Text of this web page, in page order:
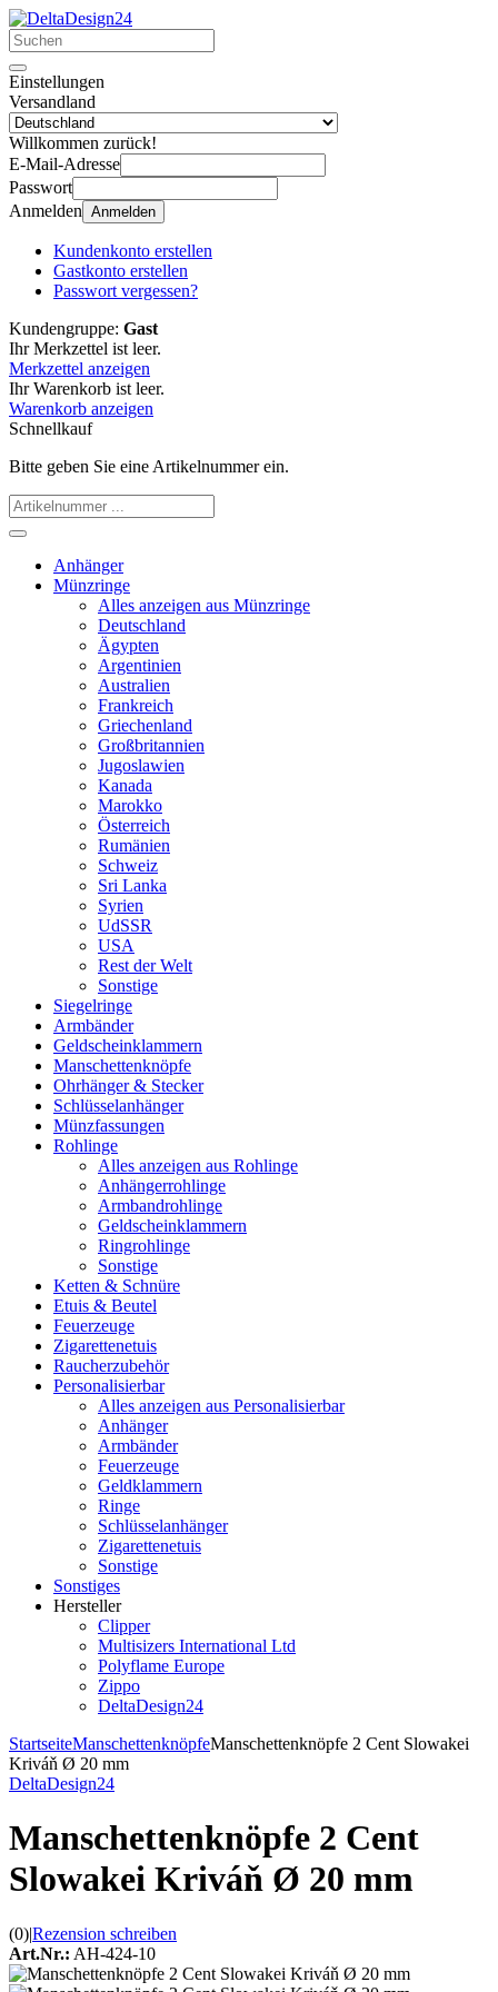
Einstellungen
Versandland
Willkommen zurück!
E-Mail-Adresse
Passwort
Anmelden Anmelden
Kundenkonto erstellen
Gastkonto erstellen
Passwort vergessen?
Kundengruppe: Gast
Ihr Merkzettel ist leer.
Merkzettel anzeigen
Ihr Warenkorb ist leer.
Warenkorb anzeigen
Schnellkauf
Bitte geben Sie eine Artikelnummer ein.
Anhänger
Münzringe
Alles anzeigen aus Münzringe
Deutschland
Ägypten
Argentinien
Australien
Frankreich
Griechenland
Großbritannien
Jugoslawien
Kanada
Marokko
Österreich
Rumänien
Schweiz
Sri Lanka
Syrien
UdSSR
USA
Rest der Welt
Sonstige
Siegelringe
Armbänder
Geldscheinklammern
Manschettenknöpfe
Ohrhänger & Stecker
Schlüsselanhänger
Münzfassungen
Rohlinge
Alles anzeigen aus Rohlinge
Anhängerrohlinge
Armbandrohlinge
Geldscheinklammern
Ringrohlinge
Sonstige
Ketten & Schnüre
Etuis & Beutel
Feuerzeuge
Zigarettenetuis
Raucherzubehör
Personalisierbar
Alles anzeigen aus Personalisierbar
Anhänger
Armbänder
Feuerzeuge
Geldklammern
Ringe
Schlüsselanhänger
Zigarettenetuis
Sonstige
Sonstiges
Hersteller
Clipper
Multisizers International Ltd
Polyflame Europe
Zippo
DeltaDesign24
StartseiteManschettenknöpfeManschettenknöpfe 2 Cent Slowakei
Kriváň Ø 20 mm
DeltaDesign24
Manschettenknöpfe 2 Cent
Slowakei Kriváň Ø 20 mm
(0)|Rezension schreiben
Art.Nr.: AH-424-10